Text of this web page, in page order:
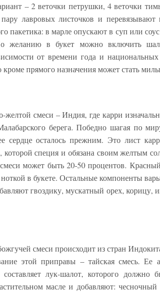
– 2 веточки петрушки, 4 веточки
лавровых листочков и
пакетика: в марле опускают в суп или
желанию в букет можно включить
от времени года и
прямого назначения может стать
желтой смеси – Индия, где карри
берега. Победно шагая по
сердце осталось прежним. Это лист
которой специя и обязана своим желтым
может быть 20-50 процентов.
ноткой в букете. Остальные компоненты
гвоздику, мускатный орех,
смеси происходит из стран
этой приправы – тайская смесь.
составляет лук-шалот, которого должно
масле и добавляют: